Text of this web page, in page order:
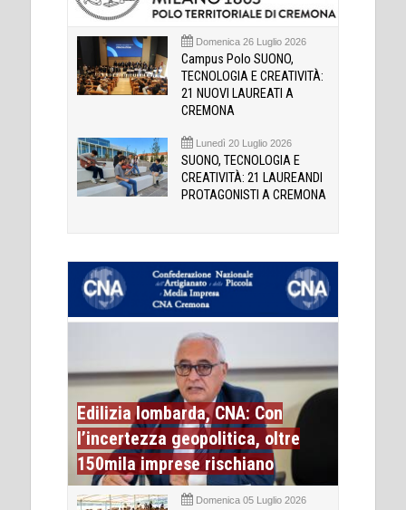
Domenica 26 Luglio 2026
Campus Polo SUONO,
TECNOLOGIA E CREATIVITÀ:
21 NUOVI LAUREATI A
CREMONA
Lunedì 20 Luglio 2026
SUONO, TECNOLOGIA E
CREATIVITÀ: 21 LAUREANDI
PROTAGONISTI A CREMONA
Edilizia lombarda, CNA: Con
l’incertezza geopolitica, oltre
150mila imprese rischiano
Domenica 05 Luglio 2026